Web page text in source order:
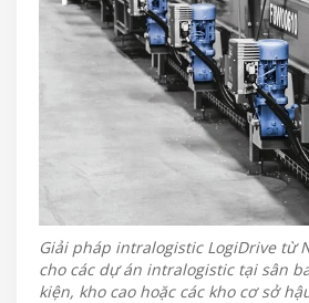
Giải pháp intralogistic LogiDrive từ
cho các dự án intralogistic tại sân
kiện, kho cao hoặc các kho cơ sở